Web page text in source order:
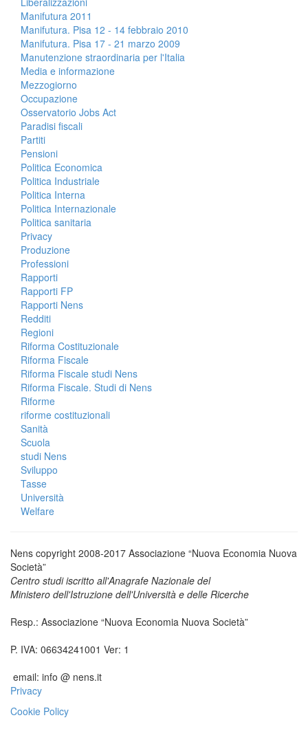
Manifutura 2011
Manifutura. Pisa 12 - 14 febbraio 2010
Manifutura. Pisa 17 - 21 marzo 2009
Manutenzione straordinaria per l'Italia
Media e informazione
Mezzogiorno
Occupazione
Osservatorio Jobs Act
Paradisi fiscali
Partiti
Pensioni
Politica Economica
Politica Industriale
Politica Interna
Politica Internazionale
Politica sanitaria
Privacy
Produzione
Professioni
Rapporti
Rapporti FP
Rapporti Nens
Redditi
Regioni
Riforma Costituzionale
Riforma Fiscale
Riforma Fiscale studi Nens
Riforma Fiscale. Studi di Nens
Riforme
riforme costituzionali
Sanità
Scuola
studi Nens
Sviluppo
Tasse
Università
Welfare
Nens copyright 2008-2017 Associazione “Nuova Economia Nuova
Società”
Centro studi iscritto all'Anagrafe Nazionale del
Ministero dell'Istruzione dell'Università e delle Ricerche
Resp.: Associazione “Nuova Economia Nuova Società”
P. IVA: 06634241001 Ver: 1
email: info @ nens.it
Privacy
Cookie Policy